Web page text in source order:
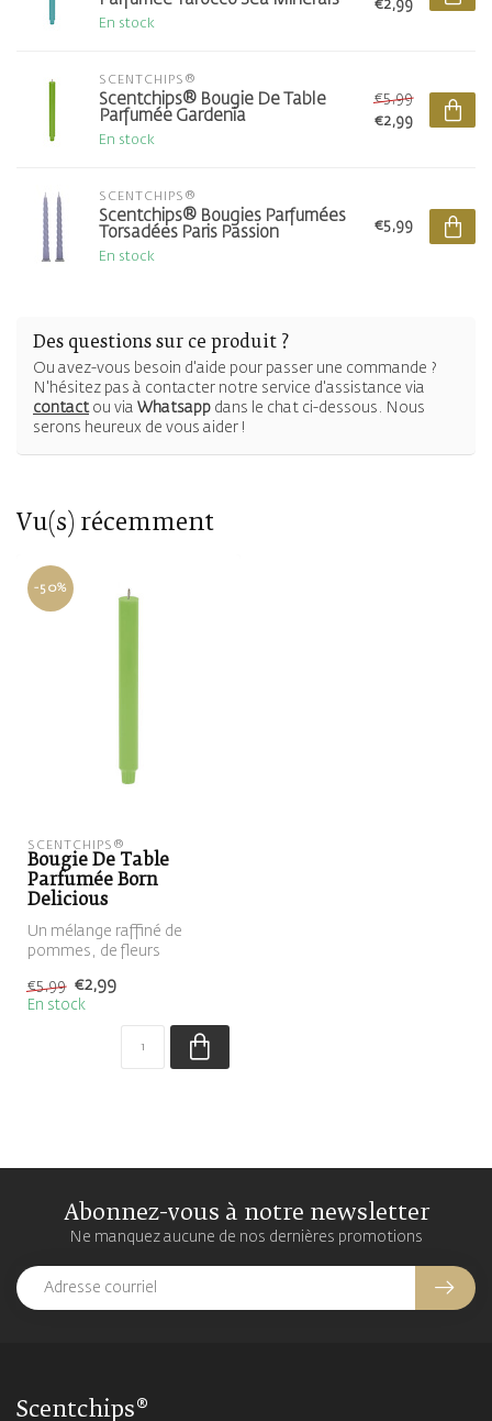
En stock
€2,99
SCENTCHIPS®
Scentchips® Bougie De Table
Parfumée Gardenia
En stock
€5,99
€2,99
SCENTCHIPS®
Scentchips® Bougies Parfumées
Torsadées Paris Passion
En stock
€5,99
Des questions sur ce produit ?
Ou avez-vous besoin d'aide pour passer une commande ?
N'hésitez pas à contacter notre service d'assistance via
contactou via Whatsapp dans le chat ci-dessous. Nous
serons heureux de vous aider !
Vu(s) récemment
-50%
SCENTCHIPS®
Bougie De Table
Parfumée Born
Delicious
Un mélange raffiné de
pommes, de fleurs
parfum natu...
€5,99 €2,99
En stock
Abonnez-vous à notre newsletter
Ne manquez aucune de nos dernières promotions
Scentchips®